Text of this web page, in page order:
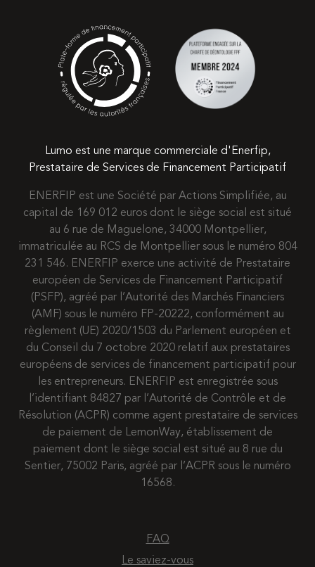
Lumo est une marque commerciale d'Enerfip,
Prestataire de Services de Financement Participatif
ENERFIP est une Société par Actions Simplifiée, au
capital de 169 012 euros dont le siège social est situé
au 6 rue de Maguelone, 34000 Montpellier,
immatriculée au RCS de Montpellier sous le numéro 804
231 546. ENERFIP exerce une activité de Prestataire
européen de Services de Financement Participatif
(PSFP), agréé par l’Autorité des Marchés Financiers
(AMF) sous le numéro FP-20222, conformément au
règlement (UE) 2020/1503 du Parlement européen et
du Conseil du 7 octobre 2020 relatif aux prestataires
européens de services de financement participatif pour
les entrepreneurs. ENERFIP est enregistrée sous
l’identifiant 84827 par l’Autorité de Contrôle et de
Résolution (ACPR) comme agent prestataire de services
de paiement de LemonWay, établissement de
paiement dont le siège social est situé au 8 rue du
Sentier, 75002 Paris, agréé par l’ACPR sous le numéro
16568.
FAQ
Le saviez-vous